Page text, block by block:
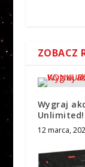
ZOBACZ
Wygraj
Unlimited!
12 marca,